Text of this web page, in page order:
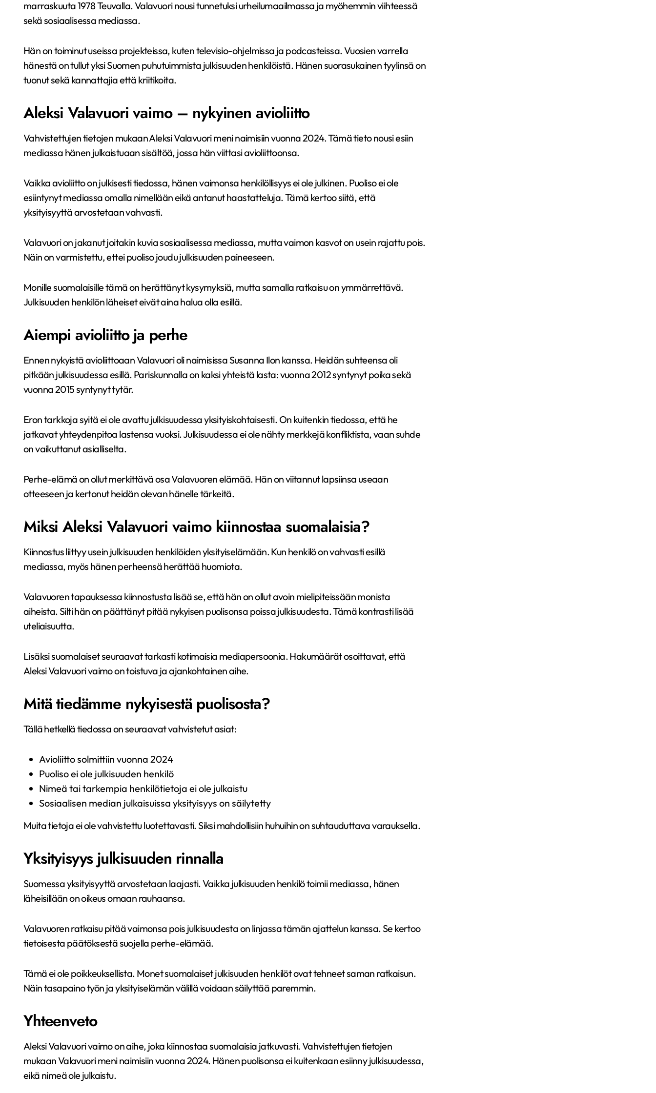
marraskuuta 1978 Teuvalla. Valavuori nousi tunnetuksi urheilumaailmassa ja myöhemmin viihteessä
sekä sosiaalisessa mediassa.
Hän on toiminut useissa projekteissa, kuten televisio-ohjelmissa ja podcasteissa. Vuosien varrella
hänestä on tullut yksi Suomen puhutuimmista julkisuuden henkilöistä. Hänen suorasukainen tyylinsä on
tuonut sekä kannattajia että kriitikoita.
Aleksi Valavuori vaimo – nykyinen avioliitto
Vahvistettujen tietojen mukaan Aleksi Valavuori meni naimisiin vuonna 2024. Tämä tieto nousi esiin
mediassa hänen julkaistuaan sisältöä, jossa hän viittasi avioliittoonsa.
Vaikka avioliitto on julkisesti tiedossa, hänen vaimonsa henkilöllisyys ei ole julkinen. Puoliso ei ole
esiintynyt mediassa omalla nimellään eikä antanut haastatteluja. Tämä kertoo siitä, että
yksityisyyttä arvostetaan vahvasti.
Valavuori on jakanut joitakin kuvia sosiaalisessa mediassa, mutta vaimon kasvot on usein rajattu pois.
Näin on varmistettu, ettei puoliso joudu julkisuuden paineeseen.
Monille suomalaisille tämä on herättänyt kysymyksiä, mutta samalla ratkaisu on ymmärrettävä.
Julkisuuden henkilön läheiset eivät aina halua olla esillä.
Aiempi avioliitto ja perhe
Ennen nykyistä avioliittoaan Valavuori oli naimisissa Susanna Ilon kanssa. Heidän suhteensa oli
pitkään julkisuudessa esillä. Pariskunnalla on kaksi yhteistä lasta: vuonna 2012 syntynyt poika sekä
vuonna 2015 syntynyt tytär.
Eron tarkkoja syitä ei ole avattu julkisuudessa yksityiskohtaisesti. On kuitenkin tiedossa, että he
jatkavat yhteydenpitoa lastensa vuoksi. Julkisuudessa ei ole nähty merkkejä konfliktista, vaan suhde
on vaikuttanut asialliselta.
Perhe-elämä on ollut merkittävä osa Valavuoren elämää. Hän on viitannut lapsiinsa useaan
otteeseen ja kertonut heidän olevan hänelle tärkeitä.
Miksi Aleksi Valavuori vaimo kiinnostaa suomalaisia?
Kiinnostus liittyy usein julkisuuden henkilöiden yksityiselämään. Kun henkilö on vahvasti esillä
mediassa, myös hänen perheensä herättää huomiota.
Valavuoren tapauksessa kiinnostusta lisää se, että hän on ollut avoin mielipiteissään monista
aiheista. Silti hän on päättänyt pitää nykyisen puolisonsa poissa julkisuudesta. Tämä kontrasti lisää
uteliaisuutta.
Lisäksi suomalaiset seuraavat tarkasti kotimaisia mediapersoonia. Hakumäärät osoittavat, että
Aleksi Valavuori vaimo on toistuva ja ajankohtainen aihe.
Mitä tiedämme nykyisestä puolisosta?
Tällä hetkellä tiedossa on seuraavat vahvistetut asiat:
Avioliitto solmittiin vuonna 2024
Puoliso ei ole julkisuuden henkilö
Nimeä tai tarkempia henkilötietoja ei ole julkaistu
Sosiaalisen median julkaisuissa yksityisyys on säilytetty
Muita tietoja ei ole vahvistettu luotettavasti. Siksi mahdollisiin huhuihin on suhtauduttava varauksella.
Yksityisyys julkisuuden rinnalla
Suomessa yksityisyyttä arvostetaan laajasti. Vaikka julkisuuden henkilö toimii mediassa, hänen
läheisillään on oikeus omaan rauhaansa.
Valavuoren ratkaisu pitää vaimonsa pois julkisuudesta on linjassa tämän ajattelun kanssa. Se kertoo
tietoisesta päätöksestä suojella perhe-elämää.
Tämä ei ole poikkeuksellista. Monet suomalaiset julkisuuden henkilöt ovat tehneet saman ratkaisun.
Näin tasapaino työn ja yksityiselämän välillä voidaan säilyttää paremmin.
Yhteenveto
Aleksi Valavuori vaimo on aihe, joka kiinnostaa suomalaisia jatkuvasti. Vahvistettujen tietojen
mukaan Valavuori meni naimisiin vuonna 2024. Hänen puolisonsa ei kuitenkaan esiinny julkisuudessa,
eikä nimeä ole julkaistu.